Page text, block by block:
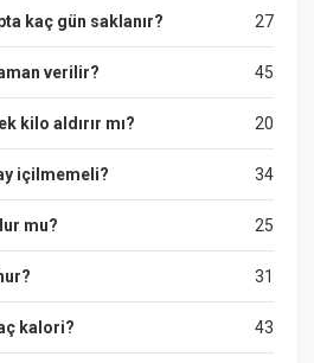
27
kaç gün saklanır?
45
verilir?
20
kilo aldırır mı?
34
içilmemeli?
25
mu?
31
43
kalori?